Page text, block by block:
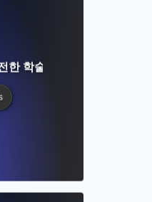
한 학술 기사를 읽는 방법 이